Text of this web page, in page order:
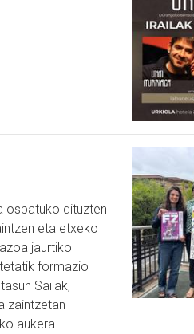
ospatuko dituzten
eta etxeko
jaurtiko
formazio
Sailak,
zaintzetan
aukera